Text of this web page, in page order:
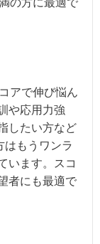
アで伸び悩ん
や応用力強
したい方など
はもうワンラ
います。スコ
者にも最適で